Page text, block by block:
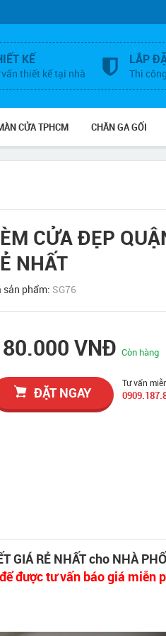
KẾ
vấn thiết kế tại nhà
LẮP
Thi
CỬA TPHCM CHĂN GA GỐI
CỬA ĐẸP
NHẤT
sản phẩm: SG76
VNĐCòn hàng
ĐẶT NGAY
Tư vấn
GIÁ RẺ NHẤT cho NHÀ
được tư vấn báo giá miễn